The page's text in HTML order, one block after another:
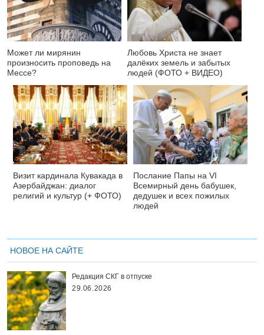
Может ли мирянин
произносить проповедь на
Мессе?
Любовь Христа не знает
далёких земель и забытых
людей (ФОТО + ВИДЕО)
Визит кардинала Кувакада в
Азербайджан: диалог
религий и культур (+ ФОТО)
Послание Папы на VI
Всемирный день бабушек,
дедушек и всех пожилых
людей
НОВОЕ НА САЙТЕ
Редакция СКГ в отпуске
29.06.2026